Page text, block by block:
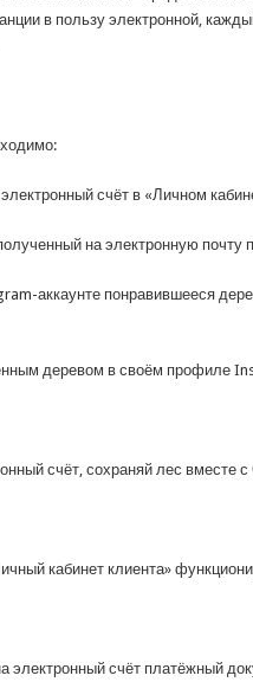
в пользу электронной,
счёт в «Личном
на электронную
аккаунте понравившееся
деревом в своём профиле
счёт, сохраняй лес вместе
кабинет клиента»
электронный счёт платёжный